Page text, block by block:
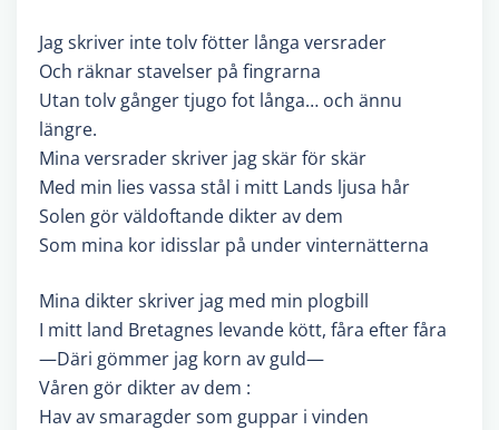
Jag skriver inte tolv fötter långa versrader
Och räknar stavelser på fingrarna
Utan tolv gånger tjugo fot långa… och ännu
längre.
Mina versrader skriver jag skär för skär
Med min lies vassa stål i mitt Lands ljusa hår
Solen gör väldoftande dikter av dem
Som mina kor idisslar på under vinternätterna
Mina dikter skriver jag med min plogbill
I mitt land Bretagnes levande kött, fåra efter fåra
—Däri gömmer jag korn av guld—
Våren gör dikter av dem :
Hav av smaragder som guppar i vinden